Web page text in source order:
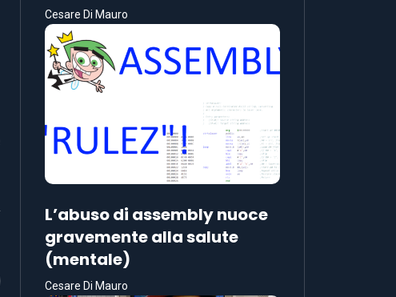
Cesare Di Mauro
L’abuso di assembly nuoce
gravemente alla salute
(mentale)
Cesare Di Mauro